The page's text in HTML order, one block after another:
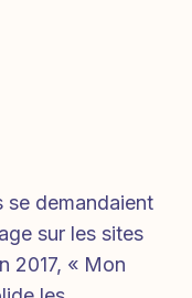
se demandaient
sur les sites
2017, « Mon